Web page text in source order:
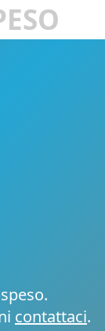
contattaci.